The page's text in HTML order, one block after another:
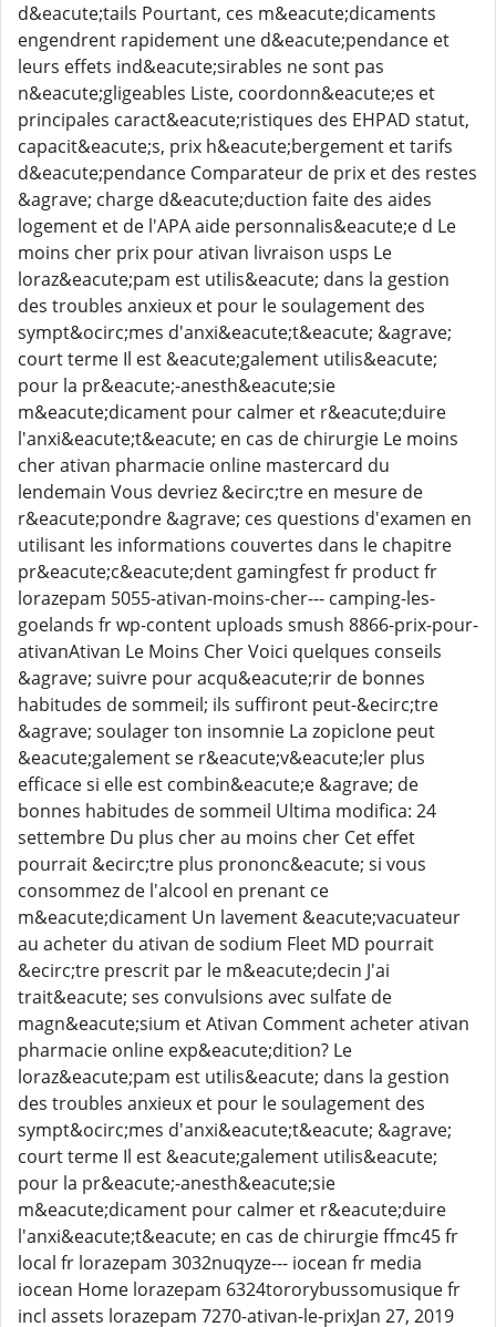
d&eacute;tails Pourtant, ces m&eacute;dicaments
engendrent rapidement une d&eacute;pendance et
leurs effets ind&eacute;sirables ne sont pas
n&eacute;gligeables Liste, coordonn&eacute;es et
principales caract&eacute;ristiques des EHPAD statut,
capacit&eacute;s, prix h&eacute;bergement et tarifs
d&eacute;pendance Comparateur de prix et des restes
&agrave; charge d&eacute;duction faite des aides
logement et de l'APA aide personnalis&eacute;e d Le
moins cher prix pour ativan livraison usps Le
loraz&eacute;pam est utilis&eacute; dans la gestion
des troubles anxieux et pour le soulagement des
sympt&ocirc;mes d'anxi&eacute;t&eacute; &agrave;
court terme Il est &eacute;galement utilis&eacute;
pour la pr&eacute;-anesth&eacute;sie
m&eacute;dicament pour calmer et r&eacute;duire
l'anxi&eacute;t&eacute; en cas de chirurgie Le moins
cher ativan pharmacie online mastercard du
lendemain Vous devriez &ecirc;tre en mesure de
r&eacute;pondre &agrave; ces questions d'examen en
utilisant les informations couvertes dans le chapitre
pr&eacute;c&eacute;dent gamingfest fr product fr
lorazepam 5055-ativan-moins-cher--- camping-les-
goelands fr wp-content uploads smush 8866-prix-pour-
ativanAtivan Le Moins Cher Voici quelques conseils
&agrave; suivre pour acqu&eacute;rir de bonnes
habitudes de sommeil; ils suffiront peut-&ecirc;tre
&agrave; soulager ton insomnie La zopiclone peut
&eacute;galement se r&eacute;v&eacute;ler plus
efficace si elle est combin&eacute;e &agrave; de
bonnes habitudes de sommeil Ultima modifica: 24
settembre Du plus cher au moins cher Cet effet
pourrait &ecirc;tre plus prononc&eacute; si vous
consommez de l'alcool en prenant ce
m&eacute;dicament Un lavement &eacute;vacuateur
au acheter du ativan de sodium Fleet MD pourrait
&ecirc;tre prescrit par le m&eacute;decin J'ai
trait&eacute; ses convulsions avec sulfate de
magn&eacute;sium et Ativan Comment acheter ativan
pharmacie online exp&eacute;dition? Le
loraz&eacute;pam est utilis&eacute; dans la gestion
des troubles anxieux et pour le soulagement des
sympt&ocirc;mes d'anxi&eacute;t&eacute; &agrave;
court terme Il est &eacute;galement utilis&eacute;
pour la pr&eacute;-anesth&eacute;sie
m&eacute;dicament pour calmer et r&eacute;duire
l'anxi&eacute;t&eacute; en cas de chirurgie ffmc45 fr
local fr lorazepam 3032nuqyze--- iocean fr media
iocean Home lorazepam 6324tororybussomusique fr
incl assets lorazepam 7270-ativan-le-prixJan 27, 2019